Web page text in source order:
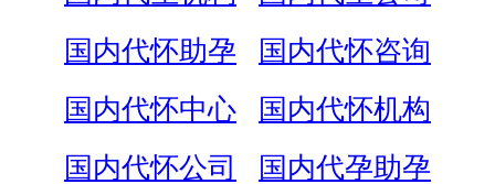
国内代怀助孕
国内代怀咨询
国内代怀中心
国内代怀机构
国内代怀公司
国内代孕助孕